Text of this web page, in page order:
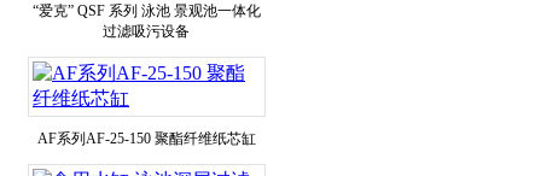
“爱克” QSF 系列 泳池 景观池一体化
过滤吸污设备
AF系列AF-25-150 聚酯纤维纸芯缸